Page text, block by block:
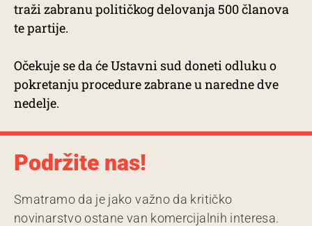
traži zabranu političkog delovanja 500 članova
te partije.
Očekuje se da će Ustavni sud doneti odluku o
pokretanju procedure zabrane u naredne dve
nedelje.
Podržite nas!
Smatramo da je jako važno da kritičko
novinarstvo ostane van komercijalnih interesa.